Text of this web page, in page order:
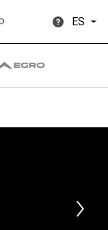
ES
Descargar Más